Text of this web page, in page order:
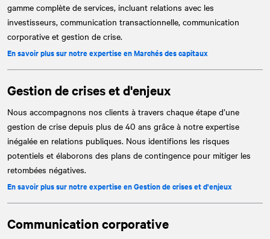
gamme complète de services, incluant relations avec les
investisseurs, communication transactionnelle, communication
corporative et gestion de crise.
En savoir plus sur notre expertise en Marchés des capitaux
Gestion de crises et d'enjeux
Nous accompagnons nos clients à travers chaque étape d’une
gestion de crise depuis plus de 40 ans grâce à notre expertise
inégalée en relations publiques. Nous identifions les risques
potentiels et élaborons des plans de contingence pour mitiger les
retombées négatives.
En savoir plus sur notre expertise en Gestion de crises et d'enjeux
Communication corporative